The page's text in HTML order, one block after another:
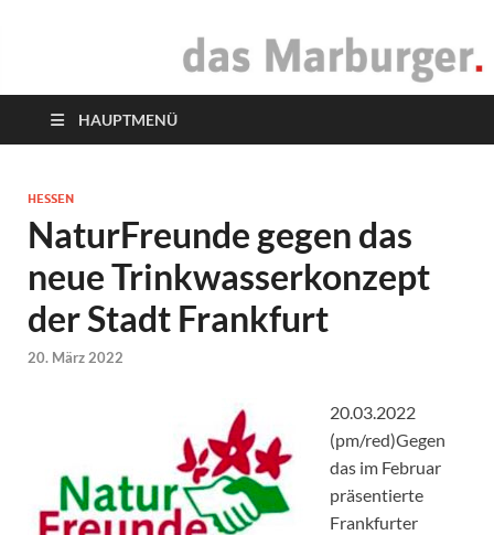
das Marburger.
HAUPTMENÜ
HESSEN
NaturFreunde gegen das
neue Trinkwasserkonzept
der Stadt Frankfurt
20. März 2022
20.03.2022
(pm/red)Gegen
das im Februar
präsentierte
Frankfurter